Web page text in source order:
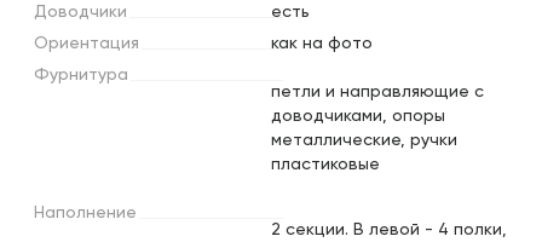
Доводчики
есть
Ориентация
как на фото
Фурнитура
петли и направляющие с
доводчиками, опоры
металлические, ручки
пластиковые
Наполнение
2 секции. В левой - 4 полки,